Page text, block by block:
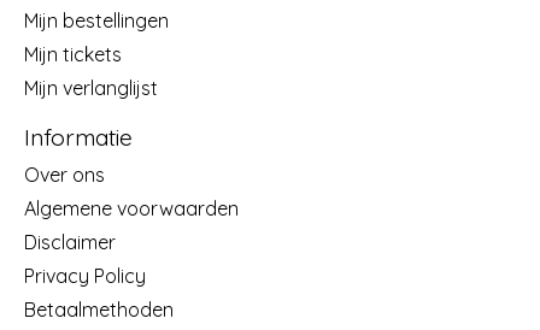
Mijn bestellingen
Mijn tickets
Mijn verlanglijst
Informatie
Over ons
Algemene voorwaarden
Disclaimer
Privacy Policy
Betaalmethoden